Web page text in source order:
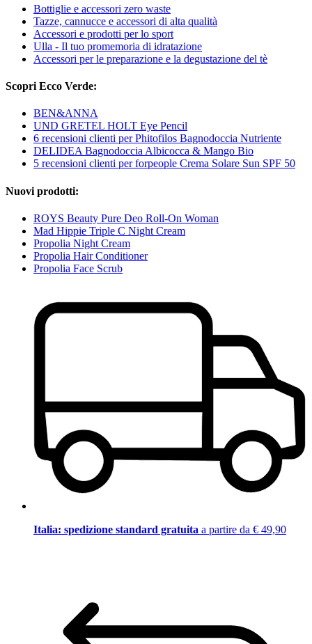
Bottiglie e accessori zero waste
Tazze, cannucce e accessori di alta qualità
Accessori e prodotti per lo sport
Ulla - Il tuo promemoria di idratazione
Accessori per le preparazione e la degustazione del tè
Scopri Ecco Verde:
BEN&ANNA
UND GRETEL HOLT Eye Pencil
6 recensioni clienti per Phitofilos Bagnodoccia Nutriente
DELIDEA Bagnodoccia Albicocca & Mango Bio
5 recensioni clienti per forpeople Crema Solare Sun SPF 50
Nuovi prodotti:
ROYS Beauty Pure Deo Roll-On Woman
Mad Hippie Triple C Night Cream
Propolia Night Cream
Propolia Hair Conditioner
Propolia Face Scrub
Italia: spedizione standard gratuita a partire da € 49,90